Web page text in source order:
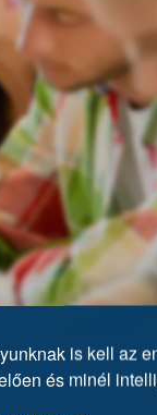
is kell az
és minél
órás
és a